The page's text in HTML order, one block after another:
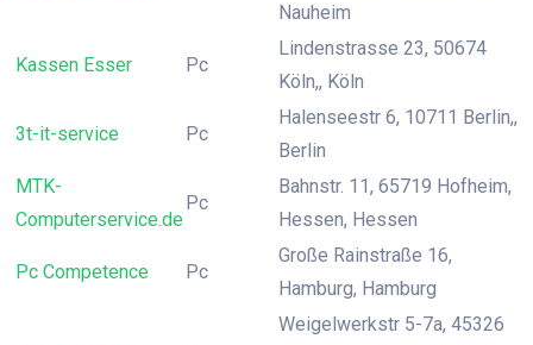
Nauheim
Kassen Esser Pc
Lindenstrasse 23, 50674
Köln,, Köln
3t-it-service Pc
Halenseestr 6, 10711 Berlin,,
Berlin
MTK-
Computerservice.de
Pc
Bahnstr. 11, 65719 Hofheim,
Hessen, Hessen
Pc Competence Pc
Große Rainstraße 16,
Hamburg, Hamburg
Weigelwerkstr 5-7a, 45326